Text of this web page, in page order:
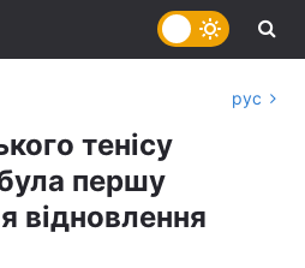
рус
тенісу
першу
відновлення